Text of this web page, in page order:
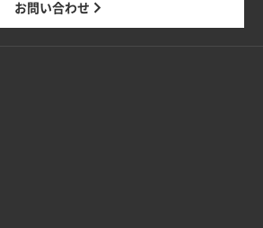
押し紙袋 M横サイズ(A4対応)100
03:31
10:39
晴らしい
お問い合わせ